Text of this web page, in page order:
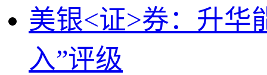
美银<证>券：升华
入”评级